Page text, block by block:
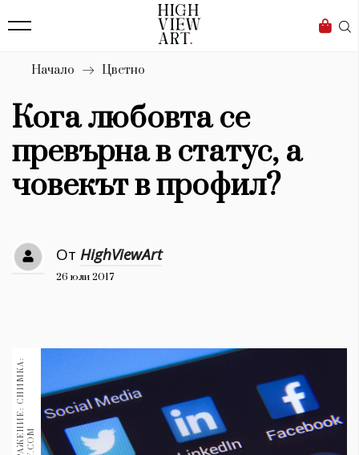
Бизнес
Мода
Dialogue
Изкуство
4340
Дизайн
Книги
30+
Гурме 1710
Начало Цветно
Кога любовта се
превърна в статус, а
човекът в профил?
От HighViewArt
26 юли 2017